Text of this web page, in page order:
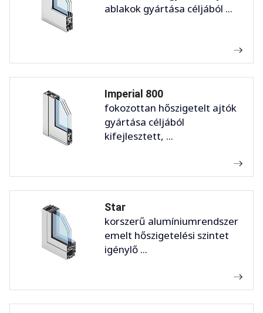
ablakok gyártása céljából ...
Imperial 800
fokozottan hőszigetelt ajtók
gyártása céljából
kifejlesztett, ...
Star
korszerű alumíniumrendszer
emelt hőszigetelési szintet
igénylő ...